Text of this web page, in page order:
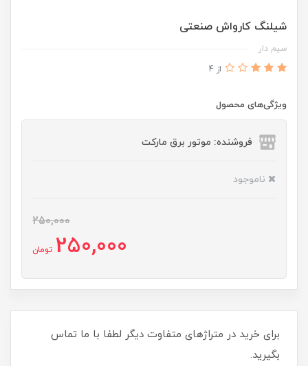
شیلنگ کارواش صنعتی
سیم دار
از 4
ویژگی‌های محصول
فروشنده: موتور برق مارکت
ناموجود
250,000
250,000 تومان
برای خرید در متراژهای متفاوت دیگر لطفا با ما تماس
بگیرید.